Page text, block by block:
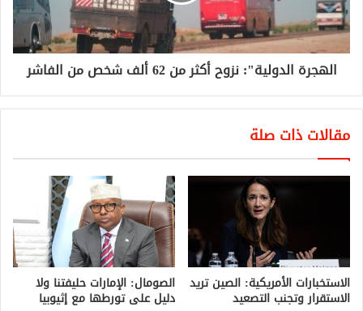
الهجرة الدولية": نزوح أكثر من 62 ألف شخص من الفاشر
مقالات ذات صلة
الاستخبارات الأمريكية: الصين تريد
الاستقرار وتجنب التصعيد
الصومال: الإمارات حليفتنا ولا
دليل على تورطها مع إثيوبيا